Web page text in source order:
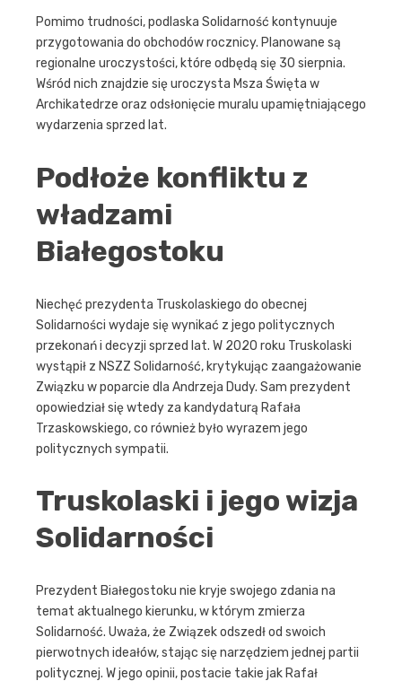
Pomimo trudności, podlaska Solidarność kontynuuje
przygotowania do obchodów rocznicy. Planowane są
regionalne uroczystości, które odbędą się 30 sierpnia.
Wśród nich znajdzie się uroczysta Msza Święta w
Archikatedrze oraz odsłonięcie muralu upamiętniającego
wydarzenia sprzed lat.
Podłoże konfliktu z
władzami
Białegostoku
Niechęć prezydenta Truskolaskiego do obecnej
Solidarności wydaje się wynikać z jego politycznych
przekonań i decyzji sprzed lat. W 2020 roku Truskolaski
wystąpił z NSZZ Solidarność, krytykując zaangażowanie
Związku w poparcie dla Andrzeja Dudy. Sam prezydent
opowiedział się wtedy za kandydaturą Rafała
Trzaskowskiego, co również było wyrazem jego
politycznych sympatii.
Truskolaski i jego wizja
Solidarności
Prezydent Białegostoku nie kryje swojego zdania na
temat aktualnego kierunku, w którym zmierza
Solidarność. Uważa, że Związek odszedł od swoich
pierwotnych ideałów, stając się narzędziem jednej partii
politycznej. W jego opinii, postacie takie jak Rafał